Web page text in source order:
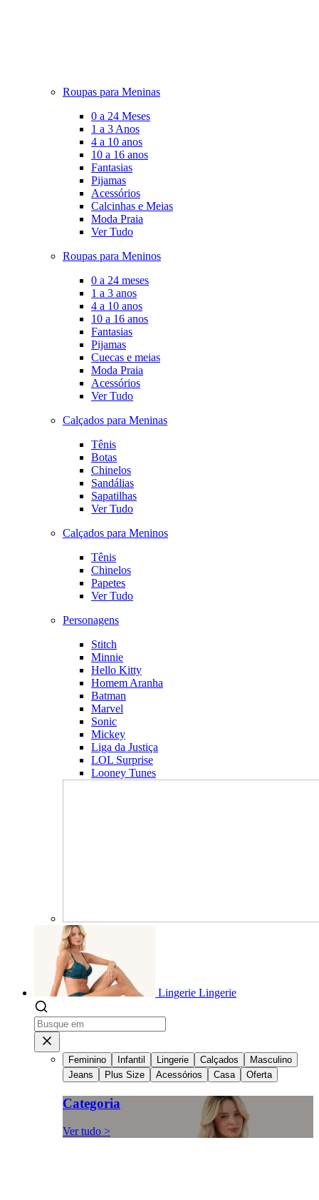
Roupas para Meninas
0 a 24 Meses
1 a 3 Anos
4 a 10 anos
10 a 16 anos
Fantasias
Pijamas
Acessórios
Calcinhas e Meias
Moda Praia
Ver Tudo
Roupas para Meninos
0 a 24 meses
1 a 3 anos
4 a 10 anos
10 a 16 anos
Fantasias
Pijamas
Cuecas e meias
Moda Praia
Acessórios
Ver Tudo
Calçados para Meninas
Tênis
Botas
Chinelos
Sandálias
Sapatilhas
Ver Tudo
Calçados para Meninos
Tênis
Chinelos
Papetes
Ver Tudo
Personagens
Stitch
Minnie
Hello Kitty
Homem Aranha
Batman
Marvel
Sonic
Mickey
Liga da Justiça
LOL Surprise
Looney Tunes
Lingerie Lingerie
Feminino Infantil Lingerie Calçados
Masculino
Jeans
Plus Size Acessórios Casa Oferta
Categoria
Ver tudo >